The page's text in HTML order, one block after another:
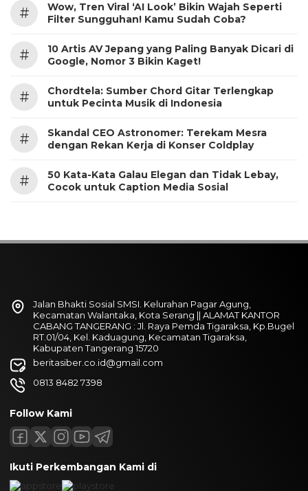
#
Wow, Tren Viral ‘AI Look’ Bikin Wajah Seperti
Filter Sungguhan! Kamu Sudah Coba?
#
10 Artis AV Jepang yang Paling Banyak Dicari di
Google, Nomor 3 Bikin Kaget!
#
Chordtela: Sumber Chord Gitar Terlengkap
untuk Pecinta Musik di Indonesia
#
Skandal CEO Astronomer: Terekam Mesra
dengan Rekan Kerja di Konser Coldplay
#
50 Kata-Kata Galau Elegan dan Tidak Lebay,
Cocok untuk Caption Media Sosial
Jalan Bhakti Sosial SMSI. Kelurahan Pagar Agung,
Kecamatan Walantaka, Kota Serang || ALAMAT KANTOR
CABANG TANGERANG : Jl. Raya Pemda Tigaraksa, Kp.Bugel
RT.01/04, Kel. Kaduagung, Kecamatan Tigaraksa,
Kabupaten Tangerang 15720
beritasiber.co.id@gmail.com
0813 8482 7398
Follow Kami
Ikuti Perkembangan Kami di